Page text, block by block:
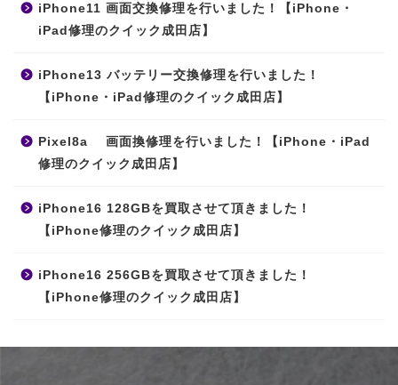
iPhone11 画面交換修理を行いました！【iPhone・
iPad修理のクイック成田店】
iPhone13 バッテリー交換修理を行いました！
【iPhone・iPad修理のクイック成田店】
Pixel8a 画面換修理を行いました！【iPhone・iPad
修理のクイック成田店】
iPhone16 128GBを買取させて頂きました！
【iPhone修理のクイック成田店】
iPhone16 256GBを買取させて頂きました！
【iPhone修理のクイック成田店】